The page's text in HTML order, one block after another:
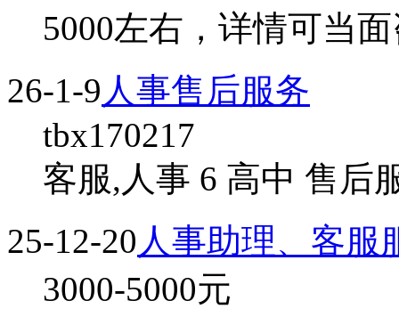
5000左右，详情可当
26-1-9 人事售后服务
tbx170217
客服,人事 6 高中 售后
25-12-20 人事助理、客服
3000-5000元